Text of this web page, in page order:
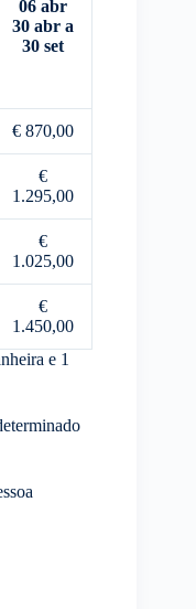
06 abr
30 abr a
30 set
€ 870,00
€
1.295,00
€
1.025,00
€
1.450,00
e 1